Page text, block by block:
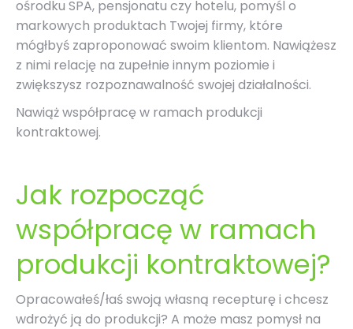
ośrodku SPA, pensjonatu czy hotelu, pomyśl o
markowych produktach Twojej firmy, które
mógłbyś zaproponować swoim klientom. Nawiążesz
z nimi relację na zupełnie innym poziomie i
zwiększysz rozpoznawalność swojej działalności.
Nawiąż współpracę w ramach produkcji
kontraktowej.
Jak rozpocząć
współpracę w ramach
produkcji kontraktowej?
Opracowałeś/łaś swoją własną recepturę i chcesz
wdrożyć ją do produkcji? A może masz pomysł na